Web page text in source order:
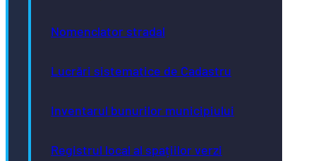
Nomenclator stradal
Lucrări sistematice de Cadastru
Inventarul bunurilor municipiului
Registrul local al spațiilor verzi